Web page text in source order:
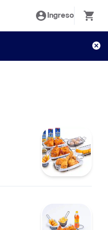
Ingreso